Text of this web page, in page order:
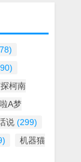
柯南
A梦
说 (299)
机器猫